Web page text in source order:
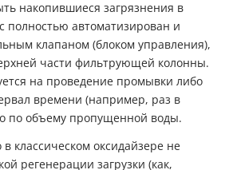
накопившиеся загрязнения в
полностью автоматизирован и
клапаном (блоком управления),
части фильтрующей колонны.
на проведение промывки либо
времени (например, раз в
по объему пропущенной воды.
классическом оксидайзере не
регенерации загрузки (как,